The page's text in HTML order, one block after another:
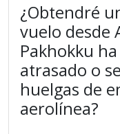
¿Obtendré
vuelo desde
Pakhokku
atrasado o
huelgas de
aerolínea?